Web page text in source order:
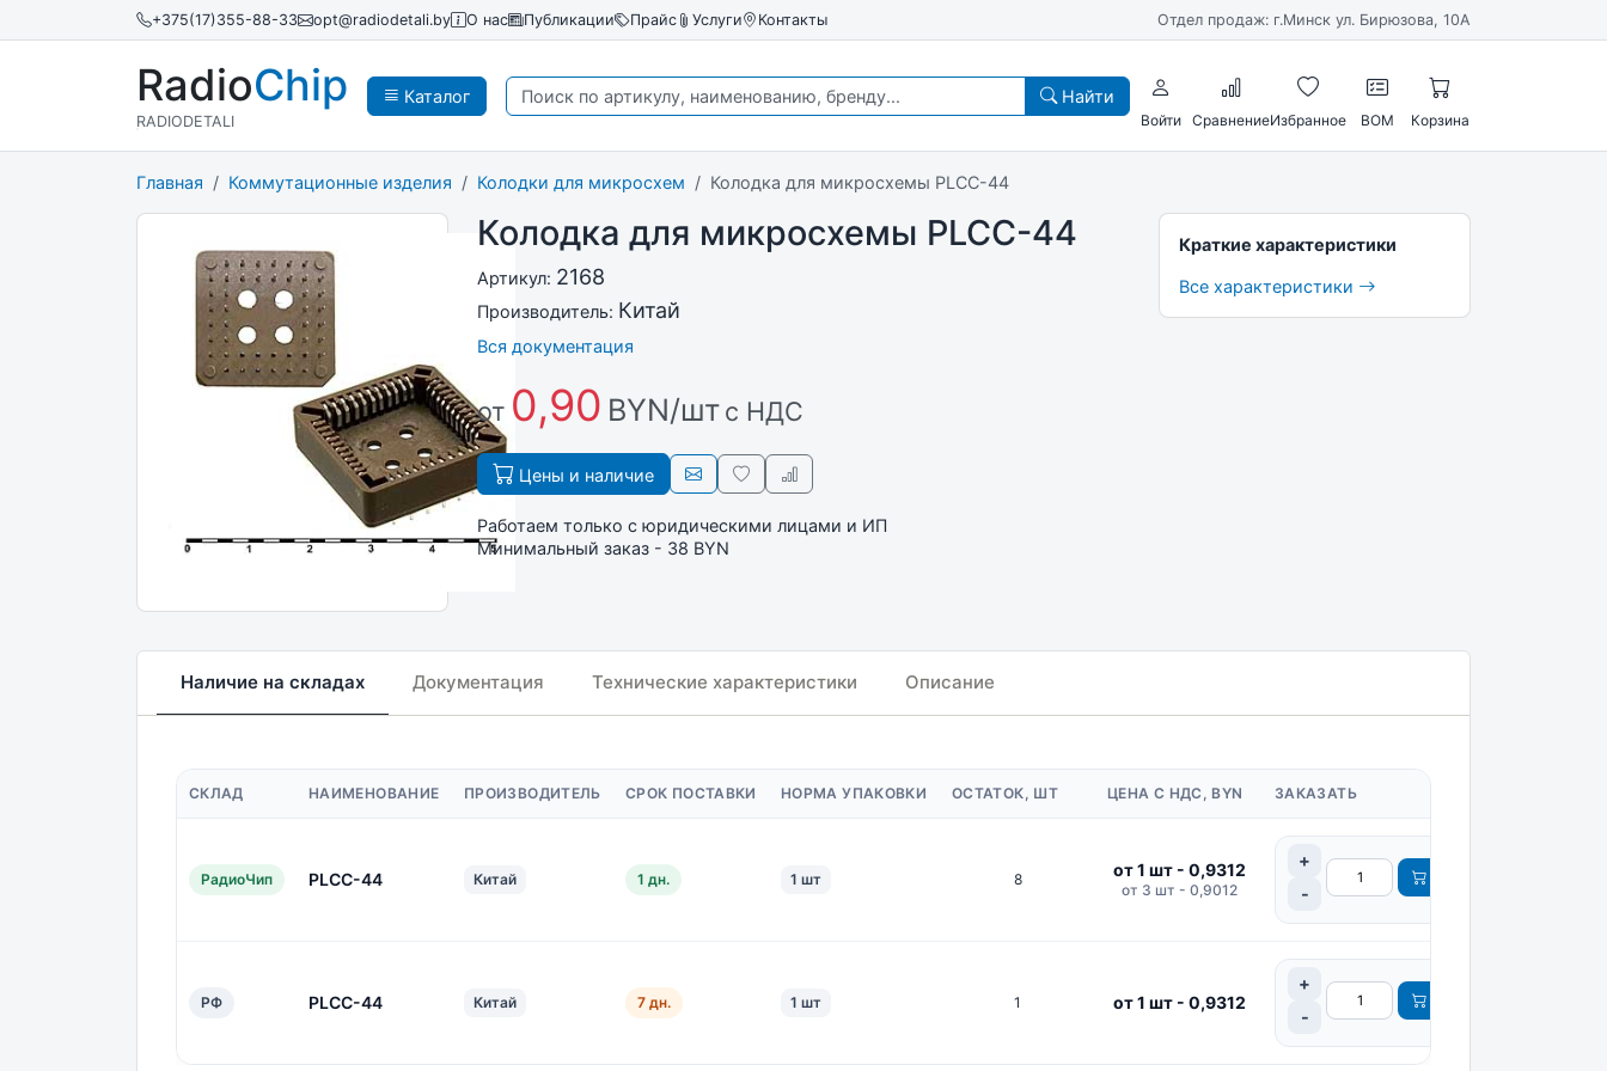
+375(17)355-88-33 opt@radiodetali.by О нас Публикации Прайс Услуги Контакты Отдел продаж: г.Минск ул. Бирюзова, 10А
Каталог
RadioChip
RADIODETALI
Найти
Войти СравнениеИзбранное BOM Корзина
Главная Коммутационные изделия Колодки для микросхем Колодка для микросхемы PLCC-44
Колодка для микросхемы PLCC-44
Артикул: 2168
Производитель: Китай
Вся документация
от 0,90 BYN/штс НДС
Цены и наличие
Работаем только с юридическими лицами и ИП
Минимальный заказ - 38 BYN
Краткие характеристики
Все характеристики
Наличие на складах Документация Технические характеристики Описание
СКЛАД НАИМЕНОВАНИЕ ПРОИЗВОДИТЕЛЬ СРОК ПОСТАВКИ НОРМА УПАКОВКИ ОСТАТОК, ШТ ЦЕНА С НДС, BYN ЗАКАЗАТЬ
РадиоЧип PLCC-44 Китай 1 дн. 1 шт 8 от 1 шт - 0,9312
от 3 шт - 0,9012
РФ PLCC-44 Китай 7 дн. 1 шт 1 от 1 шт - 0,9312